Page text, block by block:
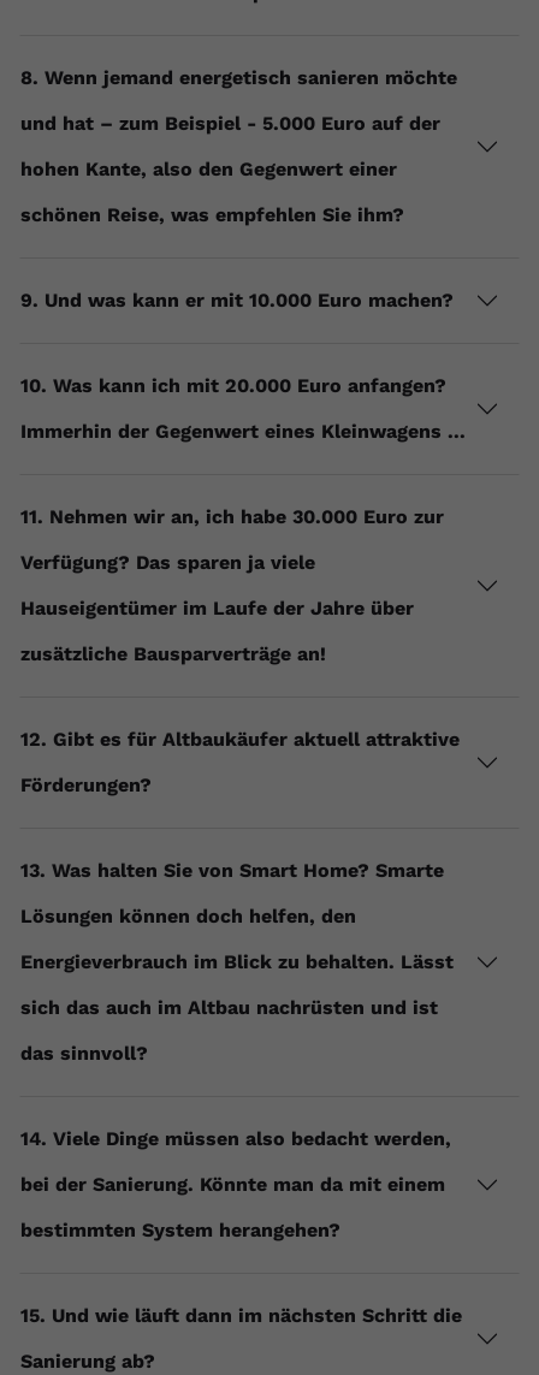
8. Wenn jemand energetisch sanieren möchte
und hat – zum Beispiel - 5.000 Euro auf der
hohen Kante, also den Gegenwert einer
schönen Reise, was empfehlen Sie ihm?
9. Und was kann er mit 10.000 Euro machen?
10. Was kann ich mit 20.000 Euro anfangen?
Immerhin der Gegenwert eines Kleinwagens ...
11. Nehmen wir an, ich habe 30.000 Euro zur
Verfügung? Das sparen ja viele
Hauseigentümer im Laufe der Jahre über
zusätzliche Bausparverträge an!
12. Gibt es für Altbaukäufer aktuell attraktive
Förderungen?
13. Was halten Sie von Smart Home? Smarte
Lösungen können doch helfen, den
Energieverbrauch im Blick zu behalten. Lässt
sich das auch im Altbau nachrüsten und ist
das sinnvoll?
14. Viele Dinge müssen also bedacht werden,
bei der Sanierung. Könnte man da mit einem
bestimmten System herangehen?
15. Und wie läuft dann im nächsten Schritt die
Sanierung ab?
Anbieter youtube.com
Session
registriert eine eindeutige ID, um
gesehen hat.
yt.innertube::nextId
Anbieter Youtube.com
Dieser von YouTube gesetzte Cookie
registriert eine eindeutige ID, um
Videos von YouTube der Nutzer
Zweck
YouTube setzt diesen Cookie, um die
speichern, der eingebettete YouTube-